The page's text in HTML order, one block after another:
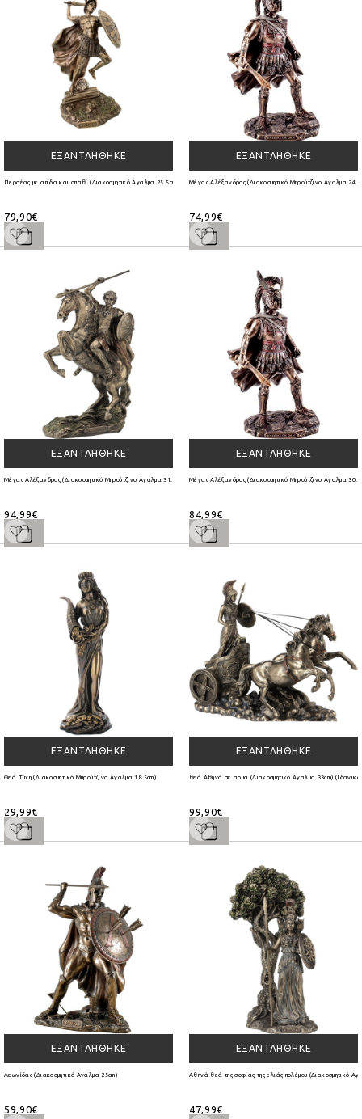
ΕΞΑΝΤΛΉΘΗΚΕ
Περσέας με απίδα και σπαθί (Διακοσμητικό Αγαλμα 25.5cm)
79,90€
ΕΞΑΝΤΛΉΘΗΚΕ
Μέγας Αλέξανδρος (Διακοσμητικό Μπρούτζινο Αγαλμα
74,99€
ΕΞΑΝΤΛΉΘΗΚΕ
Μέγας Αλέξανδρος (Διακοσμητικό Μπρούτζινο Αγαλμα 31.50εκ)
94,99€
ΕΞΑΝΤΛΉΘΗΚΕ
Μέγας Αλέξανδρος (Διακοσμητικό Μπρούτζινο Αγαλμα
84,99€
ΕΞΑΝΤΛΉΘΗΚΕ
Θεά Τύχη (Διακοσμητικό Μπρούτζινο Αγαλμα 18.5cm)
29,99€
ΕΞΑΝΤΛΉΘΗΚΕ
θεά Αθηνά σε αρμα (Διακοσμητικό Αγαλμα 33cm) (Ιδανικό
99,90€
ΕΞΑΝΤΛΉΘΗΚΕ
Λεωνίδας (Διακοσμητικό Αγαλμα 25cm)
59,90€
ΕΞΑΝΤΛΉΘΗΚΕ
Αθηνά θεά της σοφίας της ελιάς πολέμου (Διακοσμητικό
47,99€